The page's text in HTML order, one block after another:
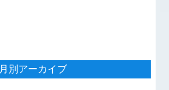
月別アーカイブ